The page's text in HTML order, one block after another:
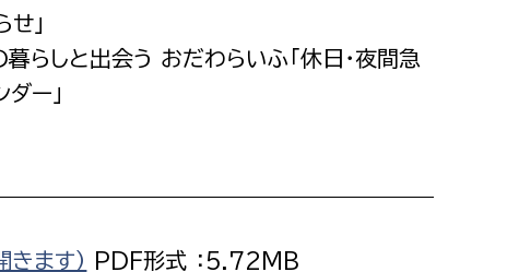
」
らしと出会う おだわらいふ「休日・夜間急
ー」
ます） PDF形式 ：5.72MB